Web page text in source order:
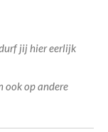
jij hier eerlijk
ook op andere